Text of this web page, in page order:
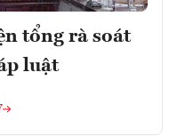
tổng rà soát
luật